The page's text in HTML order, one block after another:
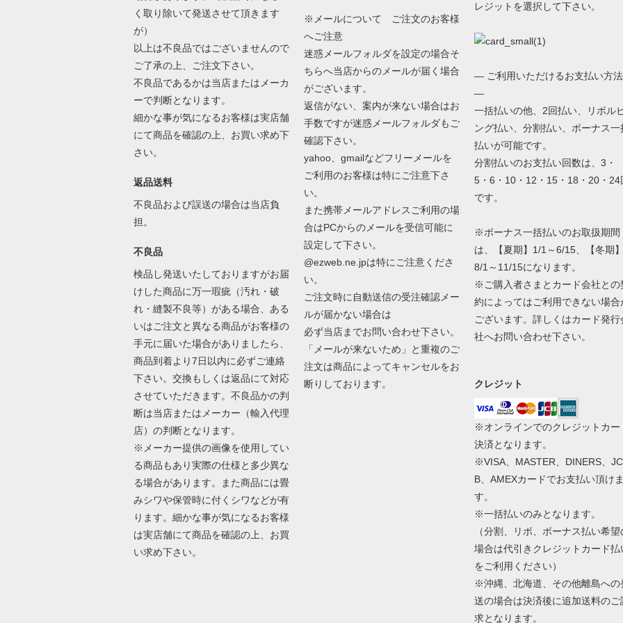
く取り除いて発送させて頂きます
が）
以上は不良品ではございませんので
ご了承の上、ご注文下さい。
不良品であるかは当店またはメーカ
ーで判断となります。
細かな事が気になるお客様は実店舗
にて商品を確認の上、お買い求め下
さい。
返品送料
不良品および誤送の場合は当店負
担。
不良品
検品し発送いたしておりますがお届
けした商品に万一瑕疵（汚れ・破
れ・縫製不良等）がある場合、ある
いはご注文と異なる商品がお客様の
手元に届いた場合がありましたら、
商品到着より7日以内に必ずご連絡
下さい。交換もしくは返品にて対応
させていただきます。不良品かの判
断は当店またはメーカー（輸入代理
店）の判断となります。
※メーカー提供の画像を使用してい
る商品もあり実際の仕様と多少異な
る場合があります。また商品には畳
みシワや保管時に付くシワなどが有
ります。細かな事が気になるお客様
は実店舗にて商品を確認の上、お買
い求め下さい。
※メールについて ご注文のお客様
へご注意
迷惑メールフォルダを設定の場合そ
ちらへ当店からのメールが届く場合
がございます。
返信がない、案内が来ない場合はお
手数ですが迷惑メールフォルダもご
確認下さい。
yahoo、gmailなどフリーメールを
ご利用のお客様は特にご注意下さ
い。
また携帯メールアドレスご利用の場
合はPCからのメールを受信可能に
設定して下さい。
@ezweb.ne.jpは特にご注意くださ
い。
ご注文時に自動送信の受注確認メー
ルが届かない場合は
必ず当店までお問い合わせ下さい。
「メールが来ないため」と重複のご
注文は商品によってキャンセルをお
断りしております。
レジットを選択して下さい。
— ご利用いただけるお支払い方法
—
一括払いの他、2回払い、リボル
ング払い、分割払い、ボーナス一
払いが可能です。
分割払いのお支払い回数は、3・
5・6・10・12・15・18・20・24
です。
※ボーナス一括払いのお取扱期間
は、【夏期】1/1～6/15、【冬期】
8/1～11/15になります。
※ご購入者さまとカード会社との
約によってはご利用できない場合
ございます。詳しくはカード発行
社へお問い合わせ下さい。
クレジット
※オンラインでのクレジットカー
決済となります。
※VISA、MASTER、DINERS、JC
B、AMEXカードでお支払い頂けま
す。
※一括払いのみとなります。
（分割、リボ、ボーナス払い希望
場合は代引きクレジットカード払
をご利用ください）
※沖縄、北海道、その他離島への
送の場合は決済後に追加送料のご
求となります。